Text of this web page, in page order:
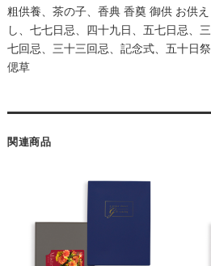
粗供養、茶の子、香典 香奠 御供 お供
し、七七日忌、四十九日、五七日忌、
七回忌、三十三回忌、記念式、五十日
偲草
関連商品